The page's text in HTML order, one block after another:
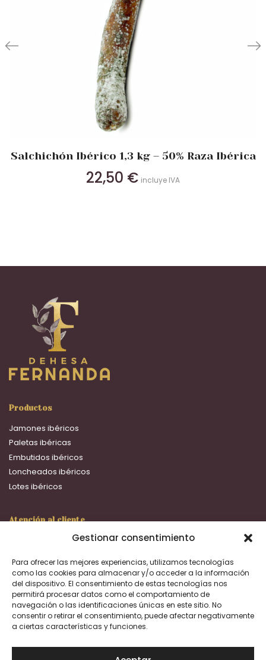
Gestionar consentimiento
Para ofrecer las mejores experiencias, utilizamos tecnologías
como las cookies para almacenar y/o acceder a la información
del dispositivo. El consentimiento de estas tecnologías nos
permitirá procesar datos como el comportamiento de
navegación o las identificaciones únicas en este sitio. No
consentir o retirar el consentimiento, puede afectar negativamente
a ciertas características y funciones.
Salchichón Ibérico 1,3 kg – 50% Raza Ibérica
22,50 € incluye IVA
Productos
Jamones ibéricos
Paletas ibéricas
Embutidos ibéricos
Loncheados ibéricos
Lotes ibéricos
Atención al cliente
ventas@dehesafernanda.com
Facebook
Instagram
Política de privacidad